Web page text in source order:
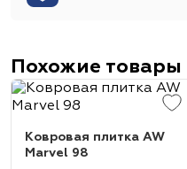
Похожие товары
Ковровая плитка AW
Marvel 98